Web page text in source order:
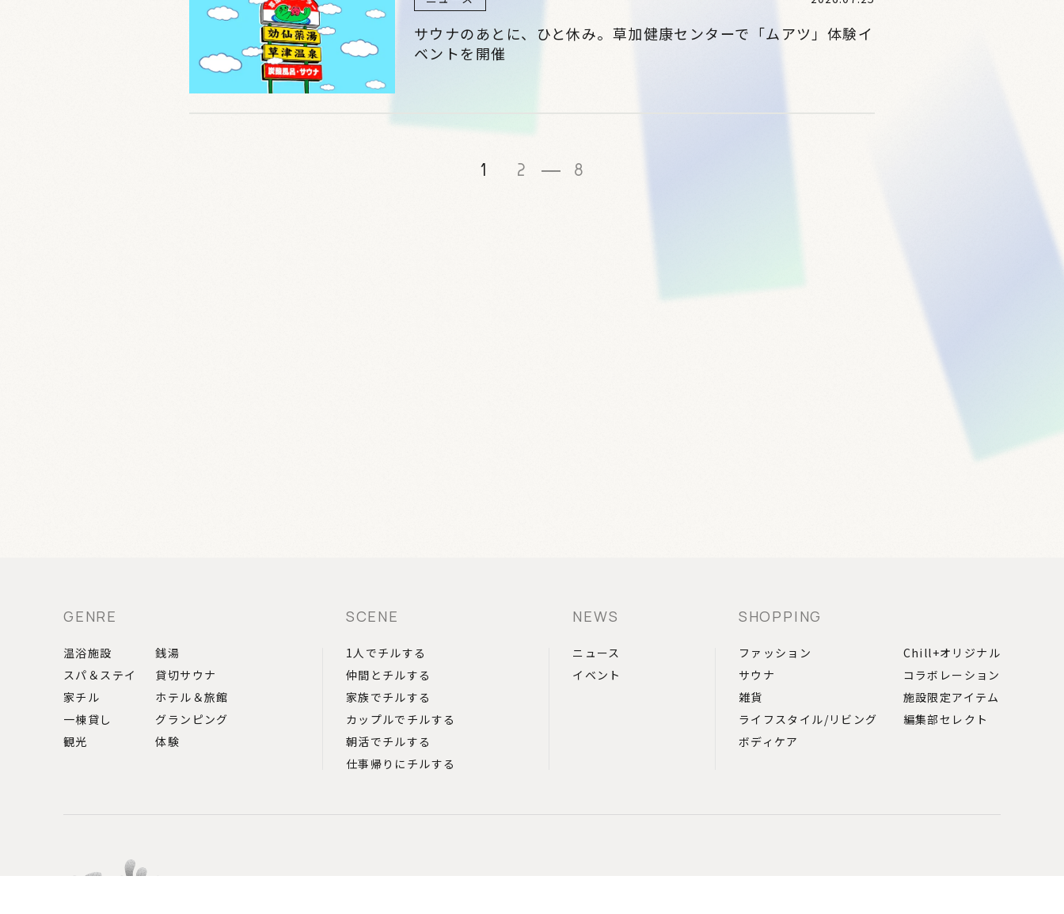
サウナのあとに、ひと休み。草加健康センターで「ムアツ」体験イ
ベントを開催
1 2 8
GENRE
温浴施設
銭湯
スパ＆ステイ
貸切サウナ
家チル
ホテル＆旅館
一棟貸し
グランピング
観光
体験
SCENE
1人でチルする
仲間とチルする
家族でチルする
カップルでチルする
朝活でチルする
仕事帰りにチルする
NEWS
ニュース
イベント
SHOPPING
ファッション
サウナ
雑貨
ライフスタイル/リビング
ボディケア
Chill+オリジナル
コラボレーション
施設限定アイテム
編集部セレクト